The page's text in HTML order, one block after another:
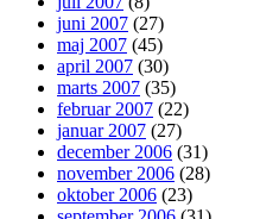
juni 2007 (27)
maj 2007 (45)
april 2007 (30)
marts 2007 (35)
februar 2007 (22)
januar 2007 (27)
december 2006 (31)
november 2006 (28)
oktober 2006 (23)